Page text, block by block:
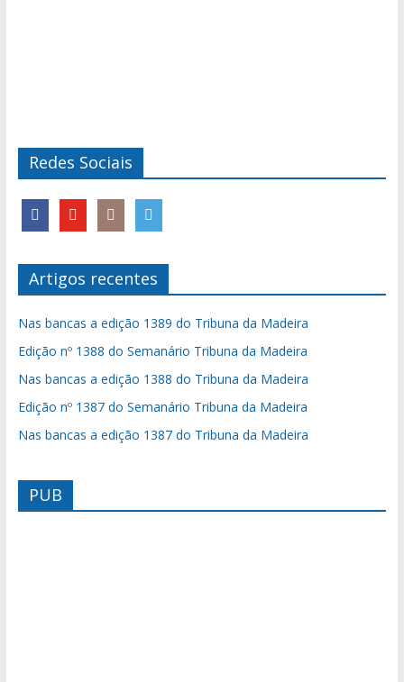
Redes Sociais
Artigos recentes
Nas bancas a edição 1389 do Tribuna da Madeira
Edição nº 1388 do Semanário Tribuna da Madeira
Nas bancas a edição 1388 do Tribuna da Madeira
Edição nº 1387 do Semanário Tribuna da Madeira
Nas bancas a edição 1387 do Tribuna da Madeira
PUB